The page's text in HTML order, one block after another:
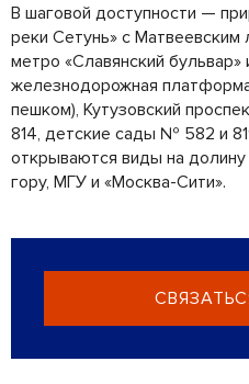
В шаговой доступности —
реки Сетунь» с Матвеевским
метро «Славянский бульвар»
железнодорожная
пешком), Кутузовский
814, детские сады № 582 и
открываются виды на
гору, МГУ и «Москва-Сити».